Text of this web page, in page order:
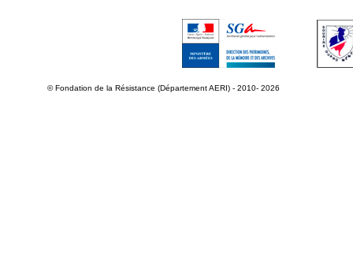
© Fondation de la Résistance (Département AERI) - 2010- 2026